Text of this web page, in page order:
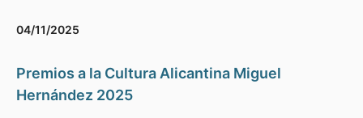
04/11/2025
Premios a la Cultura Alicantina Miguel
Hernández 2025